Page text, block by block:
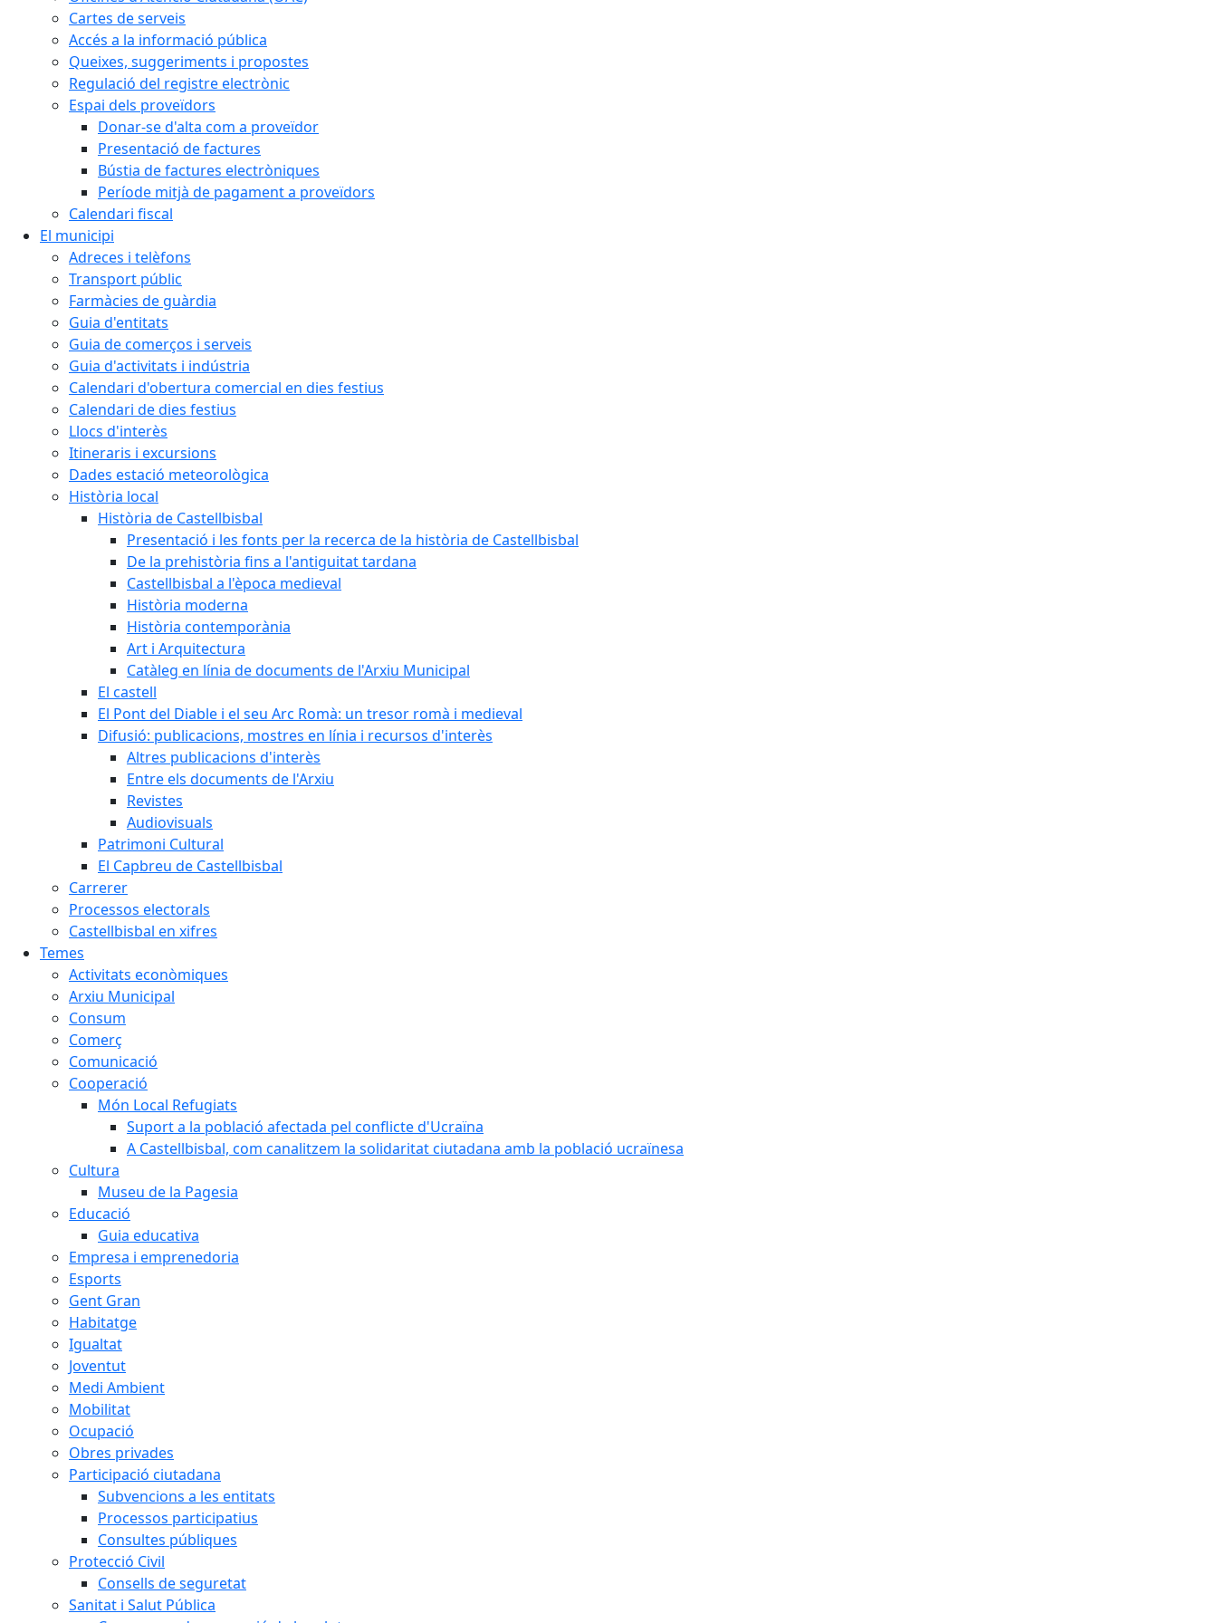
Cartes de serveis
Accés a la informació pública
Queixes, suggeriments i propostes
Regulació del registre electrònic
Espai dels proveïdors
Donar-se d'alta com a proveïdor
Presentació de factures
Bústia de factures electròniques
Període mitjà de pagament a proveïdors
Calendari fiscal
El municipi
Adreces i telèfons
Transport públic
Farmàcies de guàrdia
Guia d'entitats
Guia de comerços i serveis
Guia d'activitats i indústria
Calendari d'obertura comercial en dies festius
Calendari de dies festius
Llocs d'interès
Itineraris i excursions
Dades estació meteorològica
Història local
Història de Castellbisbal
Presentació i les fonts per la recerca de la història de Castellbisbal
De la prehistòria fins a l'antiguitat tardana
Castellbisbal a l'època medieval
Història moderna
Història contemporània
Art i Arquitectura
Catàleg en línia de documents de l'Arxiu Municipal
El castell
El Pont del Diable i el seu Arc Romà: un tresor romà i medieval
Difusió: publicacions, mostres en línia i recursos d'interès
Altres publicacions d'interès
Entre els documents de l'Arxiu
Revistes
Audiovisuals
Patrimoni Cultural
El Capbreu de Castellbisbal
Carrerer
Processos electorals
Castellbisbal en xifres
Temes
Activitats econòmiques
Arxiu Municipal
Consum
Comerç
Comunicació
Cooperació
Món Local Refugiats
Suport a la població afectada pel conflicte d'Ucraïna
A Castellbisbal, com canalitzem la solidaritat ciutadana amb la població ucraïnesa
Cultura
Museu de la Pagesia
Educació
Guia educativa
Empresa i emprenedoria
Esports
Gent Gran
Habitatge
Igualtat
Joventut
Medi Ambient
Mobilitat
Ocupació
Obres privades
Participació ciutadana
Subvencions a les entitats
Processos participatius
Consultes públiques
Protecció Civil
Consells de seguretat
Sanitat i Salut Pública